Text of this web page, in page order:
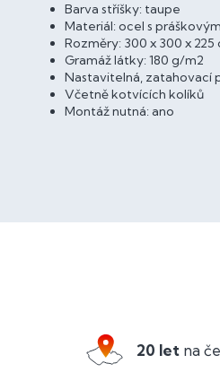
Barva stříšky: taupe
Materiál: ocel s
Rozměry: 300 x 300 x 225
Gramáž látky: 180 g/m2
Nastavitelná, zatahovací
Včetně kotvících kolíků
Montáž nutná: ano
20 let na